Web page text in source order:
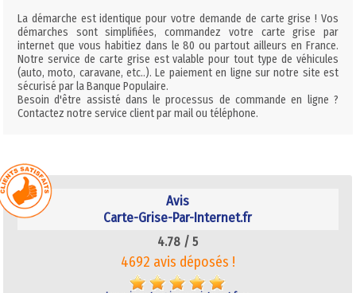
La démarche est identique pour votre demande de carte grise ! Vos
démarches sont simplifiées, commandez votre carte grise par
internet que vous habitiez dans le 80 ou partout ailleurs en France.
Notre service de carte grise est valable pour tout type de véhicules
(auto, moto, caravane, etc..). Le paiement en ligne sur notre site est
sécurisé par la Banque Populaire.
Besoin d'être assisté dans le processus de commande en ligne ?
Contactez notre service client par mail ou téléphone.
Avis
Carte-Grise-Par-Internet.fr
4.78 /5
4692 avis déposés !